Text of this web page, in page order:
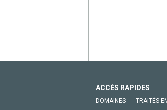
ACCÈS RAPIDES
DOMAINES TRAITÉS